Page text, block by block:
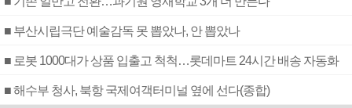
■ 부산시립극단 예술감독 못 뽑았나, 안 뽑았나
■ 로봇 1000대가 상품 입출고 척척…롯데마트 24시간 배송 자동화
■ 해수부 청사, 북항 국제여객터미널 옆에 선다(종합)